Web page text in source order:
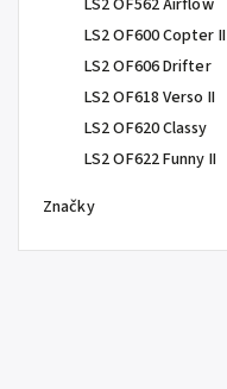
LS2 OF562 Airflow
LS2 OF600 Copter II
LS2 OF606 Drifter
LS2 OF618 Verso II
LS2 OF620 Classy
LS2 OF622 Funny II
Značky